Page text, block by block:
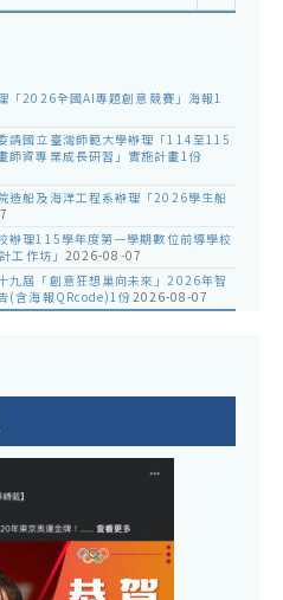
「2026全國AI專題創意競賽」海報1
請國立臺灣師範大學辦理「114至115
師資專業成長研習」實施計畫1份
造船及海洋工程系辦理「2026學生船
辦理115學年度第一學期數位前導學校
工作坊」 2026-08-07
九屆「創意狂想巢向未來」2026年智
(含海報QRcode)1份2026-08-07